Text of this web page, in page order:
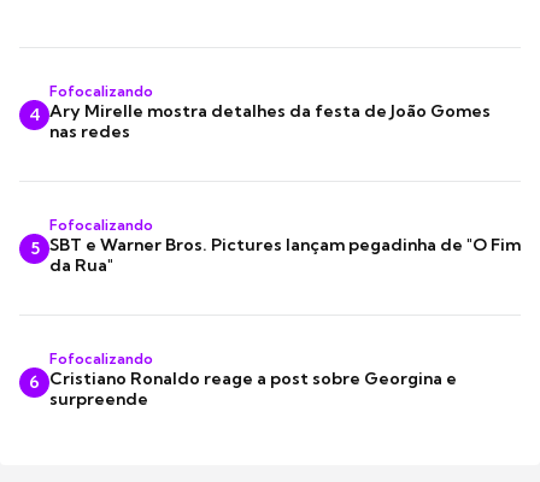
4
Fofocalizando
Ary Mirelle mostra detalhes da festa de João Gomes
nas redes
5
Fofocalizando
SBT e Warner Bros. Pictures lançam pegadinha de "O Fim
da Rua"
6
Fofocalizando
Cristiano Ronaldo reage a post sobre Georgina e
surpreende